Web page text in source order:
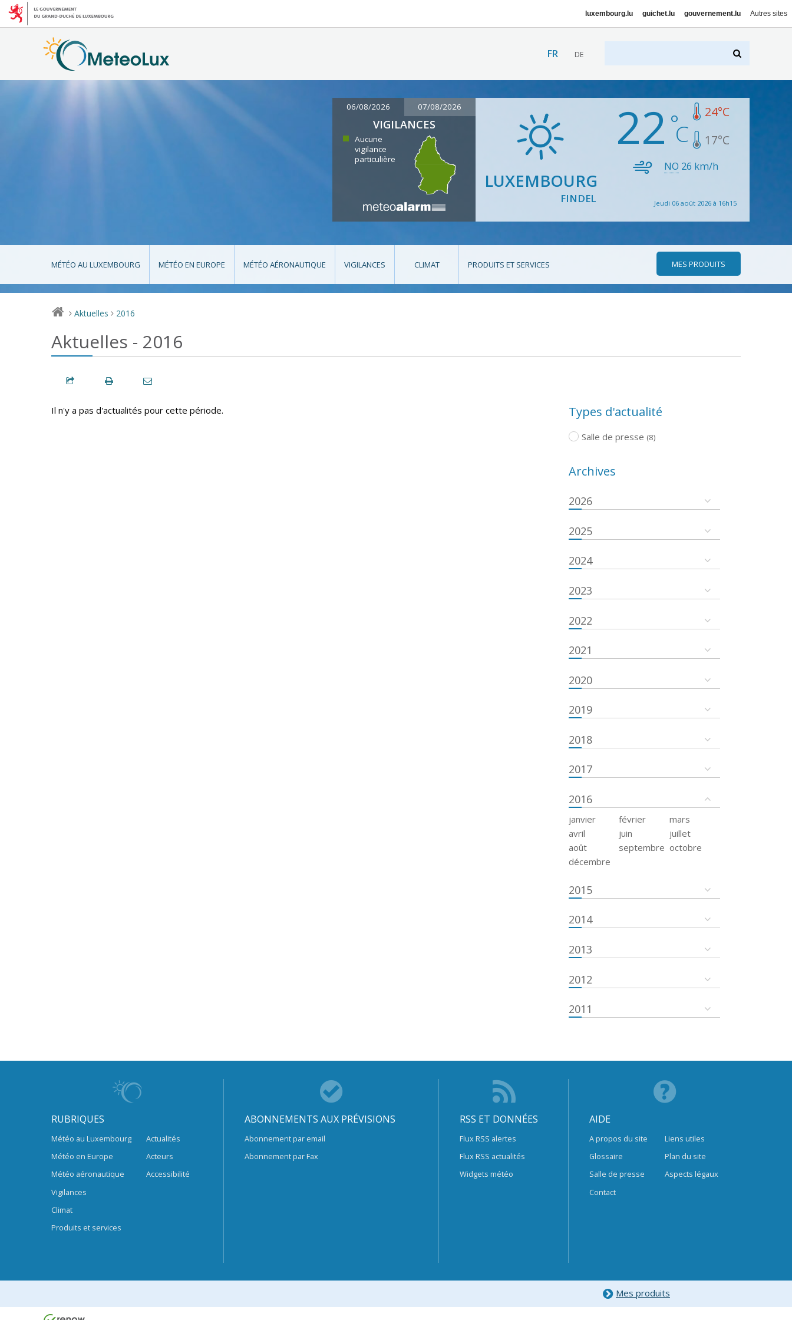
luxembourg.lu guichet.lu gouvernement.lu Autres sites
FR DE
06/08/2026 07/08/2026
VIGILANCES
Aucune
vigilance
particulière
LUXEMBOURG
FINDEL
22 24°C
17°C
NO 26 km/h
Jeudi 06 août 2026 à 16h15
MÉTÉO AU LUXEMBOURG MÉTÉO EN EUROPE MÉTÉO AÉRONAUTIQUE VIGILANCES CLIMAT PRODUITS ET SERVICES MES PRODUITS
> Aktuelles > 2016
Aktuelles - 2016
Il n'y a pas d'actualités pour cette période. Types d'actualité
Salle de presse (8)
Archives
2026
2025
2024
2023
2022
2021
2020
2019
2018
2017
2016
janvier février
mars
avril
juin
juillet
août
septembre octobre
décembre
2015
2014
2013
2012
2011
RUBRIQUES
Météo au Luxembourg
Météo en Europe
Météo aéronautique
Vigilances
Climat
Produits et services
Actualités
Acteurs
Accessibilité
ABONNEMENTS AUX PRÉVISIONS
Abonnement par email
Abonnement par Fax
RSS ET DONNÉES
Flux RSS alertes
Flux RSS actualités
Widgets météo
AIDE
A propos du site
Glossaire
Salle de presse
Contact
Liens utiles
Plan du site
Aspects légaux
Mes produits